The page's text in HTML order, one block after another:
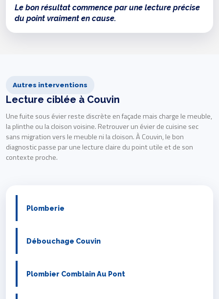
Le bon résultat commence par une lecture précise
du point vraiment en cause.
Autres interventions
Lecture ciblée à Couvin
Une fuite sous évier reste discrète en façade mais charge le meuble,
la plinthe ou la cloison voisine. Retrouver un évier de cuisine sec
sans migration vers le meuble ni la cloison. À Couvin, le bon
diagnostic passe par une lecture claire du point utile et de son
contexte proche.
Plomberie
Débouchage Couvin
Plombier Comblain Au Pont